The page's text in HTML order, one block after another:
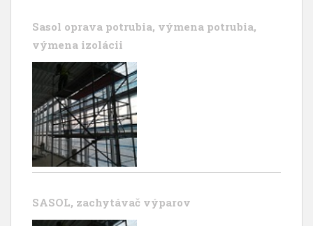
Sasol oprava potrubia, výmena potrubia,
výmena izolácii
SASOL, zachytávač výparov